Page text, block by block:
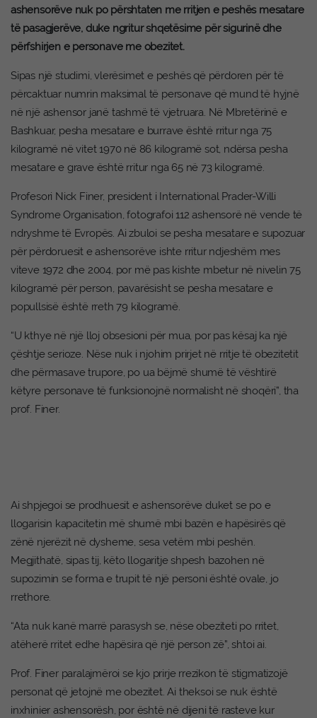
ashensorëve nuk po përshtaten me rritjen e peshës mesatare
të pasagjerëve, duke ngritur shqetësime për sigurinë dhe
përfshirjen e personave me obezitet.
Sipas një studimi, vlerësimet e peshës që përdoren për të
përcaktuar numrin maksimal të personave që mund të hyjnë
në një ashensor janë tashmë të vjetruara. Në Mbretërinë e
Bashkuar, pesha mesatare e burrave është rritur nga 75
kilogramë në vitet 1970 në 86 kilogramë sot, ndërsa pesha
mesatare e grave është rritur nga 65 në 73 kilogramë.
Profesori Nick Finer, president i International Prader-Willi
Syndrome Organisation, fotografoi 112 ashensorë në vende të
ndryshme të Evropës. Ai zbuloi se pesha mesatare e supozuar
për përdoruesit e ashensorëve ishte rritur ndjeshëm mes
viteve 1972 dhe 2004, por më pas kishte mbetur në nivelin 75
kilogramë për person, pavarësisht se pesha mesatare e
popullsisë është rreth 79 kilogramë.
“U kthye në një lloj obsesioni për mua, por pas kësaj ka një
çështje serioze. Nëse nuk i njohim prirjet në rritje të obezitetit
dhe përmasave trupore, po ua bëjmë shumë të vështirë
këtyre personave të funksionojnë normalisht në shoqëri”, tha
prof. Finer.
Ai shpjegoi se prodhuesit e ashensorëve duket se po e
llogarisin kapacitetin më shumë mbi bazën e hapësirës që
zënë njerëzit në dysheme, sesa vetëm mbi peshën.
Megjithatë, sipas tij, këto llogaritje shpesh bazohen në
supozimin se forma e trupit të një personi është ovale, jo
rrethore.
“Ata nuk kanë marrë parasysh se, nëse obeziteti po rritet,
atëherë rritet edhe hapësira që një person zë”, shtoi ai.
Prof. Finer paralajmëroi se kjo prirje rrezikon të stigmatizojë
personat që jetojnë me obezitet. Ai theksoi se nuk është
inxhinier ashensorësh, por është në dijeni të rasteve kur